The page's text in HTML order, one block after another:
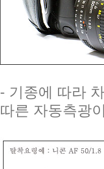
- 기종에 따라
따른 자동측광